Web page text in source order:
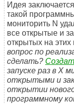
Идея
такой
мониторить N
все открытые и
открытых на
вопрос по
сделать?
запуске раз в X
открытыми и
открытии
программному